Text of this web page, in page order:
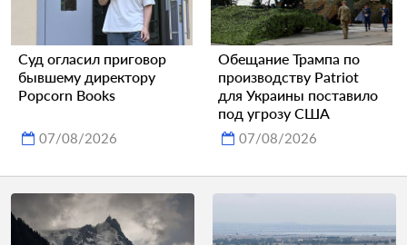
Суд огласил приговор
бывшему директору
Popcorn Books
07/08/2026
Обещание Трампа по
производству Patriot
для Украины поставило
под угрозу США
07/08/2026